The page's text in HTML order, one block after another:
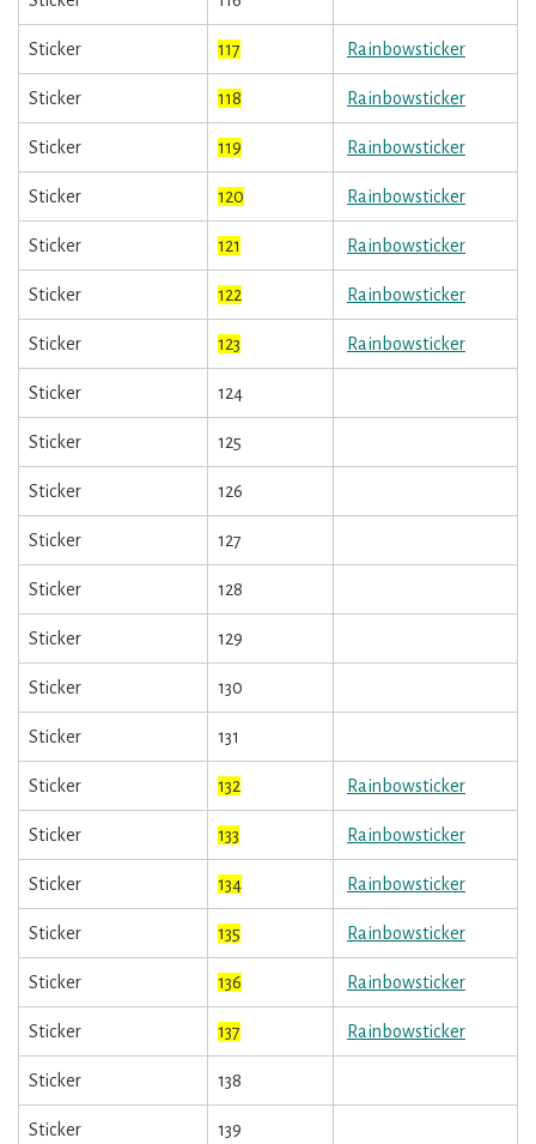
Sticker 117 Rainbowsticker
Sticker 118 Rainbowsticker
Sticker 119 Rainbowsticker
Sticker 120 Rainbowsticker
Sticker 121 Rainbowsticker
Sticker 122 Rainbowsticker
Sticker 123 Rainbowsticker
Sticker 124
Sticker 125
Sticker 126
Sticker 127
Sticker 128
Sticker 129
Sticker 130
Sticker 131
Sticker 132 Rainbowsticker
Sticker 133 Rainbowsticker
Sticker 134 Rainbowsticker
Sticker 135 Rainbowsticker
Sticker 136 Rainbowsticker
Sticker 137 Rainbowsticker
Sticker 138
Sticker 139